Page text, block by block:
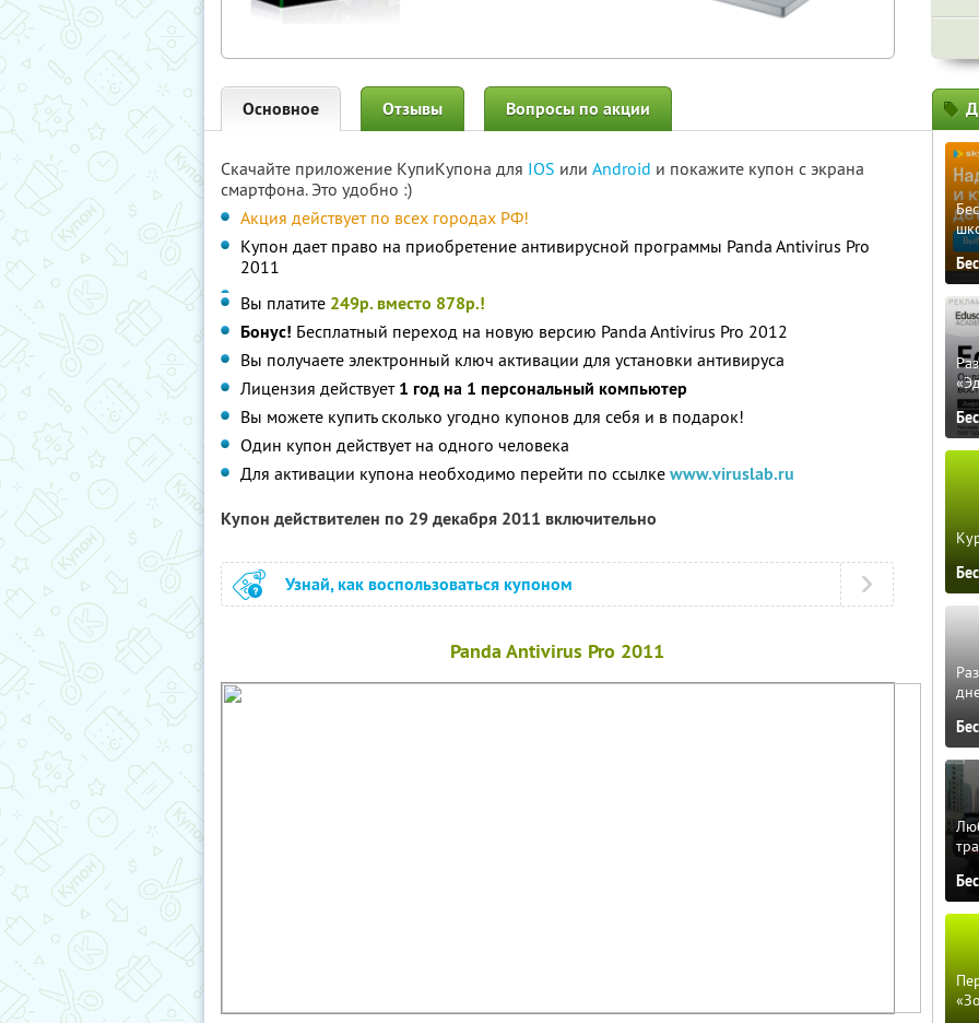
Основное Отзывы Вопросы по акции
Скачайте приложение КупиКупона для IOS или Android и покажите купон с экрана
смартфона. Это удобно :)
Акция действует по всех городах РФ!
Купон дает право на приобретение антивирусной программы Panda Antivirus Pro
2011
Вы платите 249р. вместо 878р.!
Бонус! Бесплатный переход на новую версию Panda Antivirus Pro 2012
Вы получаете электронный ключ активации для установки антивируса
Лицензия действует 1 год на 1 персональный компьютер
Вы можете купить сколько угодно купонов для себя и в подарок!
Один купон действует на одного человека
Для активации купона необходимо перейти по ссылке www.viruslab.ru
Купон действителен по 29 декабря 2011 включительно
Узнай, как воспользоваться купоном
Panda Antivirus Pro 2011